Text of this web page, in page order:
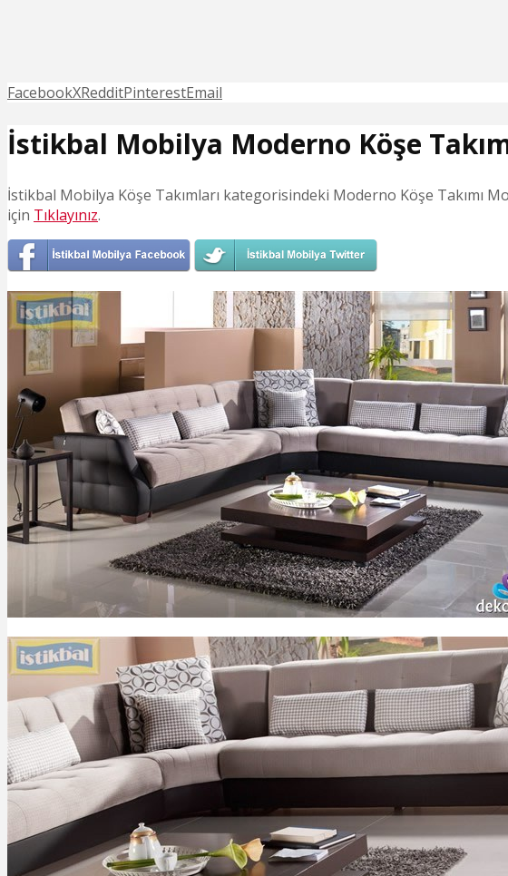
FacebookXRedditPinterestEmail
İstikbal Mobilya Moderno Köşe
İstikbal Mobilya Köşe Takımları kategorisindeki Moderno Köşe Takımı
için Tıklayınız.